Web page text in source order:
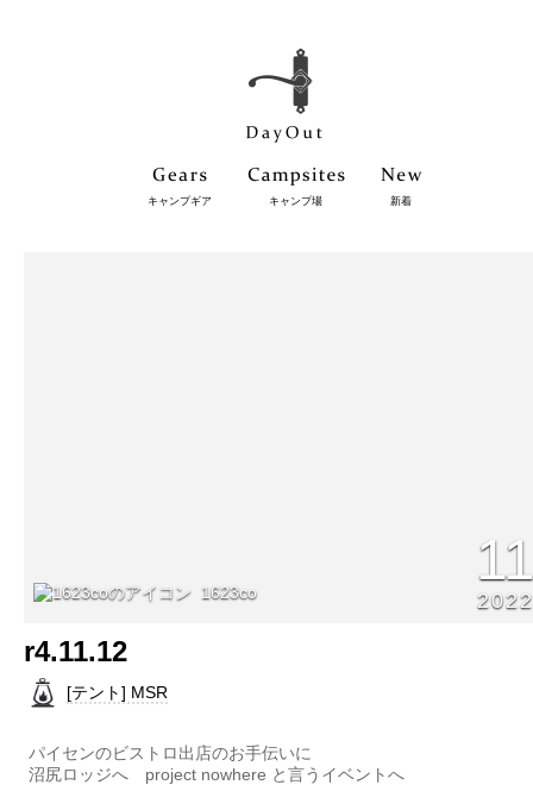
キャンプギア キャンプ場 新着
1623co 2022
r4.11.12
[テント] MSR
パイセンのビストロ出店のお手伝いに
沼尻ロッジへ project nowhere と言うイベントへ